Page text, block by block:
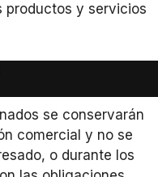
productos y servicios
se conservarán
comercial y no se
o durante los